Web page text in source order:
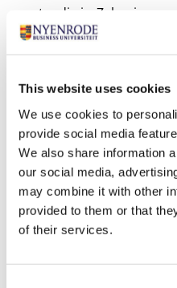
This website uses cookies
We use cookies to
provide social media
We also share information
our social media,
may combine it with other
provided to them or that
of their services.
verstandig is. Zeker in
resilient en/of meer
wenselijk zijn. Een
zijn. Maar het is een
kan het geen ‘stand-
onderdeel van een
sowieso ook van belang
methodes te
vorm van
onderzoeksagenda niet